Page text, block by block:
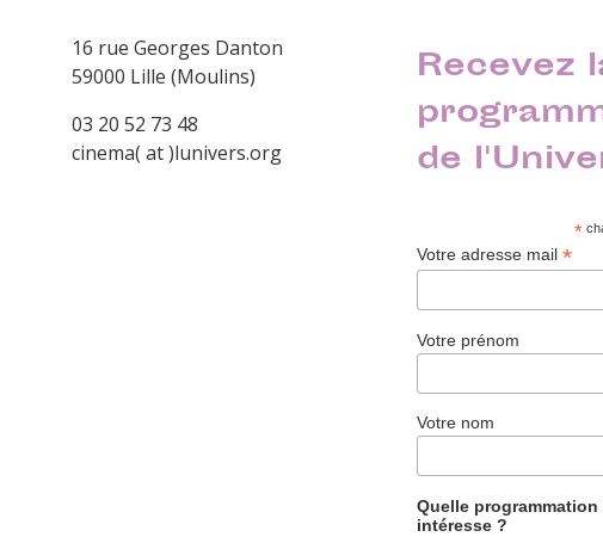
16 rue Georges Danton
59000 Lille (Moulins)
03 20 52 73 48
cinema( at )lunivers.org
Recevez
de
*
Votre adresse mail*
Votre prénom
Votre nom
Quelle programmation
intéresse ?